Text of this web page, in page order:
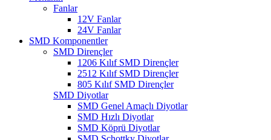
Fanlar
12V Fanlar
24V Fanlar
SMD Komponentler
SMD Dirençler
1206 Kılıf SMD Dirençler
2512 Kılıf SMD Dirençler
805 Kılıf SMD Dirençler
SMD Diyotlar
SMD Genel Amaçlı Diyotlar
SMD Hızlı Diyotlar
SMD Köprü Diyotlar